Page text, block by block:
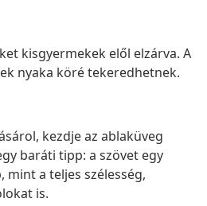
kisgyermekek elől elzárva. A
nyaka köré tekeredhetnek.
kezdje az ablaküveg
baráti tipp: a szövet egy
mint a teljes szélesség,
is.